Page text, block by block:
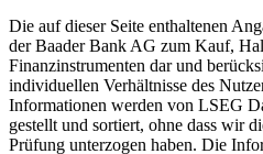
Die auf dieser Seite enthaltenen
der Baader Bank AG zum Kauf,
Finanzinstrumenten dar und
individuellen Verhältnisse des
Informationen werden von LSEG
gestellt und sortiert, ohne dass wir
Prüfung unterzogen haben. Die